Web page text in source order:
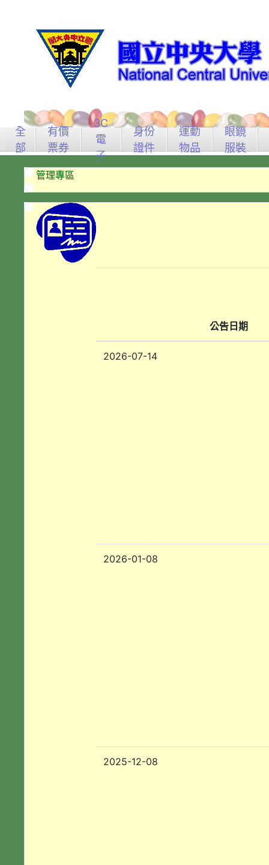
全
部
有價
票券
3C
電
子
身份
證件
運動
物品
眼鏡
服裝
管理專區
公告日期
2026-07-14
2026-01-08
2025-12-08